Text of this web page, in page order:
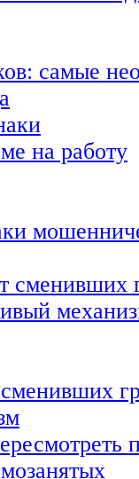
самые